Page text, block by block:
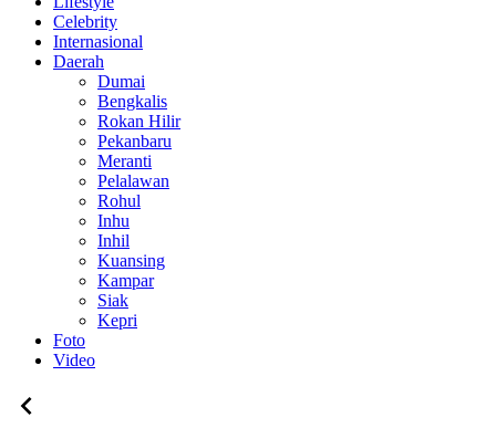
Celebrity
Internasional
Daerah
Dumai
Bengkalis
Rokan Hilir
Pekanbaru
Meranti
Pelalawan
Rohul
Inhu
Inhil
Kuansing
Kampar
Siak
Kepri
Foto
Video